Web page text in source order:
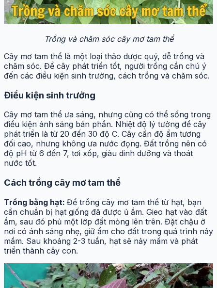
Trồng và chăm sóc cây mơ tam thể
Cây mơ tam thể là một loại thảo dược quý, dễ trồng và
chăm sóc. Để cây phát triển tốt, người trồng cần chú ý
đến các điều kiện sinh trưởng, cách trồng và chăm sóc.
Điều kiện sinh trưởng
Cây mơ tam thể ưa sáng, nhưng cũng có thể sống trong
điều kiện ánh sáng bán phần. Nhiệt độ lý tưởng để cây
phát triển là từ 20 đến 30 độ C. Cây cần độ ẩm tương
đối cao, nhưng không ưa nước đọng. Đất trồng nên có
độ pH từ 6 đến 7, tơi xốp, giàu dinh dưỡng và thoát
nước tốt.
Cách trồng cây mơ tam thể
Trồng bằng hạt: Để trồng cây mơ tam thể từ hạt, bạn
cần chuẩn bị hạt giống đã được ủ ẩm. Gieo hạt vào đất
ẩm, sau đó phủ một lớp đất mỏng lên trên. Đặt chậu ở
nơi có ánh sáng nhẹ, giữ ẩm cho đất trong quá trình nảy
mầm. Sau khoảng 2-3 tuần, hạt sẽ nảy mầm và phát
triển thành cây con.